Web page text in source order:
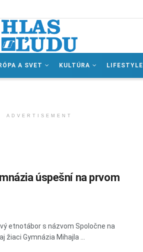
A SVET KULTÚRA LIFESTYLE
ADVERTISEMENT
úspešní na prvom
etnotábor s názvom Spoločne na
Gymnázia Mihajla ...